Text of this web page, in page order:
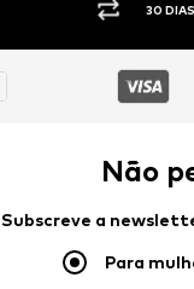
30
Não
Subscreve a
Para